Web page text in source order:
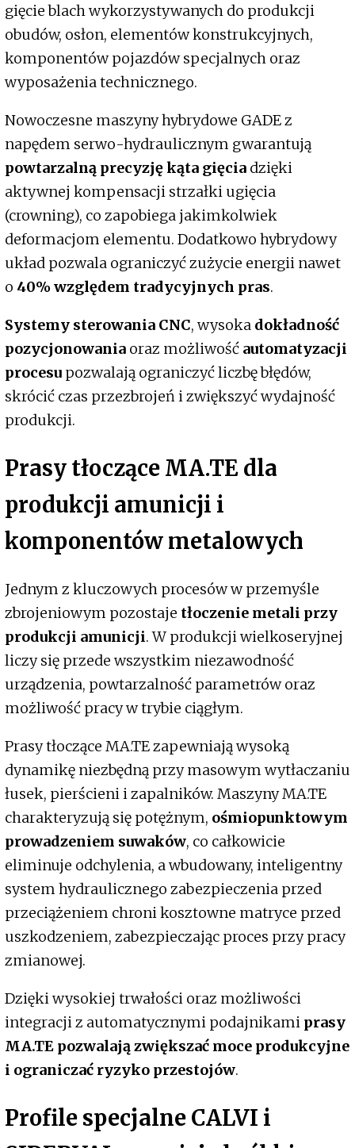
gięcie blach wykorzystywanych do produkcji
obudów, osłon, elementów konstrukcyjnych,
komponentów pojazdów specjalnych oraz
wyposażenia technicznego.
Nowoczesne maszyny hybrydowe GADE z
napędem serwo-hydraulicznym gwarantują
powtarzalną precyzję kąta gięcia dzięki
aktywnej kompensacji strzałki ugięcia
(crowning), co zapobiega jakimkolwiek
deformacjom elementu. Dodatkowo hybrydowy
układ pozwala ograniczyć zużycie energii nawet
o 40% względem tradycyjnych pras.
Systemy sterowania CNC, wysoka dokładność
pozycjonowania oraz możliwość automatyzacji
procesu pozwalają ograniczyć liczbę błędów,
skrócić czas przezbrojeń i zwiększyć wydajność
produkcji.
Prasy tłoczące MA.TE dla
produkcji amunicji i
komponentów metalowych
Jednym z kluczowych procesów w przemyśle
zbrojeniowym pozostaje tłoczenie metali przy
produkcji amunicji. W produkcji wielkoseryjnej
liczy się przede wszystkim niezawodność
urządzenia, powtarzalność parametrów oraz
możliwość pracy w trybie ciągłym.
Prasy tłoczące MA.TE zapewniają wysoką
dynamikę niezbędną przy masowym wytłaczaniu
łusek, pierścieni i zapalników. Maszyny MA.TE
charakteryzują się potężnym, ośmiopunktowym
prowadzeniem suwaków, co całkowicie
eliminuje odchylenia, a wbudowany, inteligentny
system hydraulicznego zabezpieczenia przed
przeciążeniem chroni kosztowne matryce przed
uszkodzeniem, zabezpieczając proces przy pracy
zmianowej.
Dzięki wysokiej trwałości oraz możliwości
integracji z automatycznymi podajnikami prasy
MA.TE pozwalają zwiększać moce produkcyjne
i ograniczać ryzyko przestojów.
Profile specjalne CALVI i